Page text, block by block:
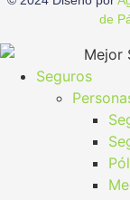
de
Seguros